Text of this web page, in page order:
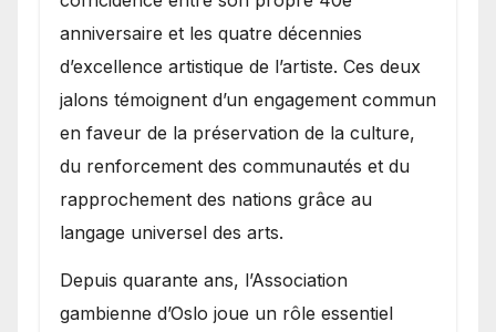
anniversaire et les quatre décennies
d’excellence artistique de l’artiste. Ces deux
jalons témoignent d’un engagement commun
en faveur de la préservation de la culture,
du renforcement des communautés et du
rapprochement des nations grâce au
langage universel des arts.
​Depuis quarante ans, l’Association
gambienne d’Oslo joue un rôle essentiel